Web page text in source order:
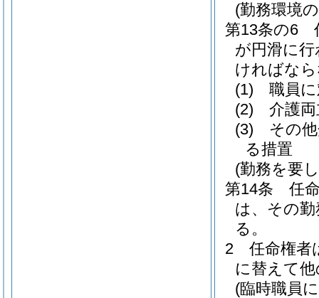
(勤務環境
第13条の6
が円滑に
ければな
(1)
職員
(2)
介護
(3)
その
る措置
(勤務を要
第14条
任
は、その
る。
2
任命権者
に替えて
(臨時職員